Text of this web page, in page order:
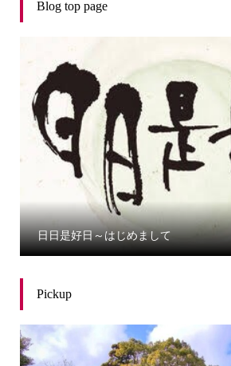
Blog top page
日日是好日～はじめまして
Pickup